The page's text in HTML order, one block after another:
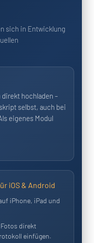
sich in Entwicklung
hochladen –
selbst, auch bei
eigenes Modul
iOS & Android
iPhone, iPad und
Fotos direkt
einfügen.